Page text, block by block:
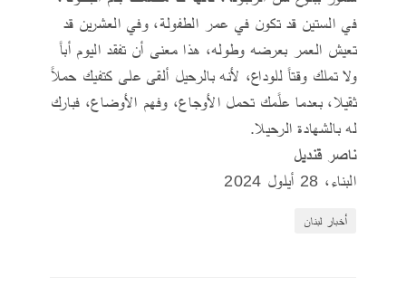
في الستين قد تكون في عمر الطفولة، وفي العشرين قد
تعيش العمر بعرضه وطوله، هذا معنى أن تفقد اليوم أباً
ولا تملك وقتاً للوداع، لأنه بالرحيل ألقى على كتفيك حملاً
ثقيلا، بعدما علًمك تحمل الأوجاع، وفهم الأوضاع، فبارك
له بالشهادة الرحيلا.
ناصر قنديل
البناء، 28 أيلول 2024
أخبار لبنان